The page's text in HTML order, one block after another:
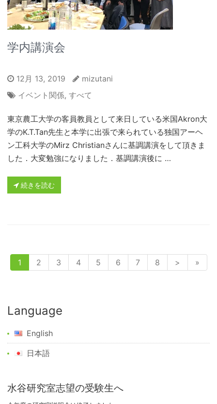
学内講演会
12月 13, 2019
mizutani
イベント関係, すべて
東京農工大学の客員教員として来日している米国Akron大
学のK.T.Tan先生と本学に出張で来られている独国アーヘ
ン工科大学のMirz Christianさんに基調講演をして頂きま
した．大変勉強になりました．基調講演後に …
続きを読む
1 2 3 4 5 6 7 8 > »
Language
English
日本語
水谷研究室志望の受験生へ